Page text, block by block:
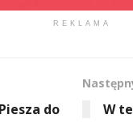
REKLAMA
do
W